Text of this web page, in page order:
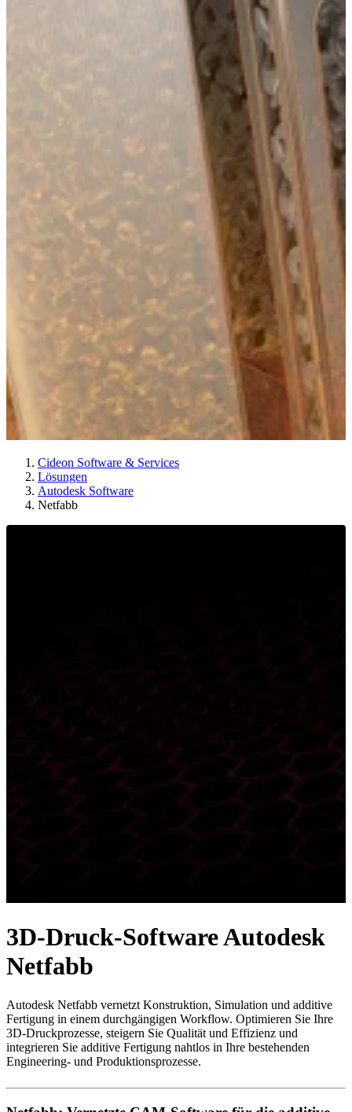
Cideon Software & Services
Lösungen
Autodesk Software
Netfabb
3D-Druck-Software Autodesk
Netfabb
Autodesk Netfabb vernetzt Konstruktion, Simulation und additive
Fertigung in einem durchgängigen Workflow. Optimieren Sie Ihre
3D-Druckprozesse, steigern Sie Qualität und Effizienz und
integrieren Sie additive Fertigung nahtlos in Ihre bestehenden
Engineering- und Produktionsprozesse.